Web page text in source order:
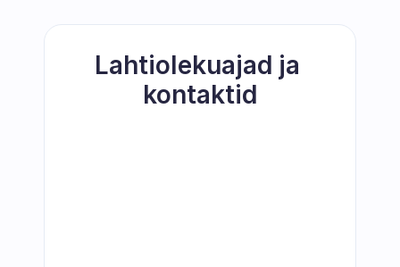
Lahtiolekuajad ja
kontaktid